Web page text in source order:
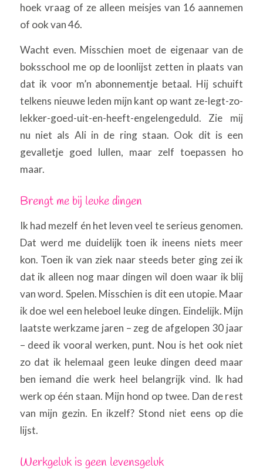
hoek vraag of ze alleen meisjes van 16 aannemen
of ook van 46.
Wacht even. Misschien moet de eigenaar van de
boksschool me op de loonlijst zetten in plaats van
dat ik voor m’n abonnementje betaal. Hij schuift
telkens nieuwe leden mijn kant op want ze-legt-zo-
lekker-goed-uit-en-heeft-engelengeduld. Zie mij
nu niet als Ali in de ring staan. Ook dit is een
gevalletje goed lullen, maar zelf toepassen ho
maar.
Brengt me bij leuke dingen
Ik had mezelf én het leven veel te serieus genomen.
Dat werd me duidelijk toen ik ineens niets meer
kon. Toen ik van ziek naar steeds beter ging zei ik
dat ik alleen nog maar dingen wil doen waar ik blij
van word. Spelen. Misschien is dit een utopie. Maar
ik doe wel een heleboel leuke dingen. Eindelijk. Mijn
laatste werkzame jaren – zeg de afgelopen 30 jaar
– deed ik vooral werken, punt. Nou is het ook niet
zo dat ik helemaal geen leuke dingen deed maar
ben iemand die werk heel belangrijk vind. Ik had
werk op één staan. Mijn hond op twee. Dan de rest
van mijn gezin. En ikzelf? Stond niet eens op die
lijst.
Werkgeluk is geen levensgeluk